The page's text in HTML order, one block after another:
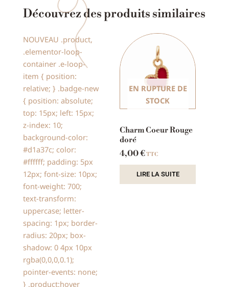
Découvrez des produits similaires
NOUVEAU .product,
.elementor-loop-
container .e-loop-
item { position:
relative; } .badge-new
{ position: absolute;
top: 15px; left: 15px;
z-index: 10;
background-color:
#d1a37c; color:
#ffffff; padding: 5px
12px; font-size: 10px;
font-weight: 700;
text-transform:
uppercase; letter-
spacing: 1px; border-
radius: 20px; box-
shadow: 0 4px 10px
rgba(0,0,0,0.1);
pointer-events: none;
} .product:hover
EN RUPTURE DE
STOCK
Charm Coeur Rouge
doré
4,00€TTC
LIRE LA SUITE